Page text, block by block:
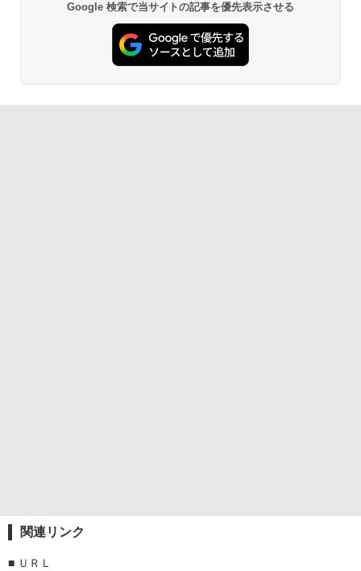
Google 検索で当サイトの記事を優先表示させる
関連リンク
■ ＵＲＬ